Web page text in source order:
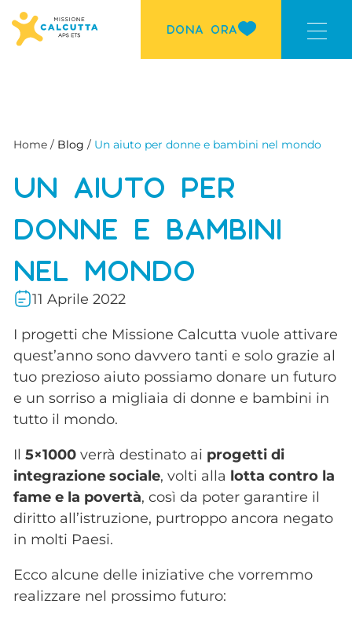
DONA ORA
Home / Blog / Un aiuto per donne e bambini nel mondo
UN AIUTO PER
DONNE E BAMBINI
NEL MONDO
11 Aprile 2022
I progetti che Missione Calcutta vuole attivare
quest’anno sono davvero tanti e solo grazie al
tuo prezioso aiuto possiamo donare un futuro
e un sorriso a migliaia di donne e bambini in
tutto il mondo.
Il 5×1000 verrà destinato ai progetti di
integrazione sociale, volti alla lotta contro la
fame e la povertà, così da poter garantire il
diritto all’istruzione, purtroppo ancora negato
in molti Paesi.
Ecco alcune delle iniziative che vorremmo
realizzare nel prossimo futuro: